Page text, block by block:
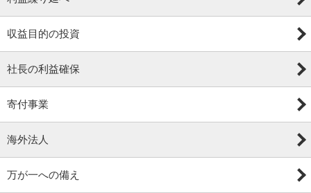
収益目的の投資
社長の利益確保
寄付事業
海外法人
万が一への備え